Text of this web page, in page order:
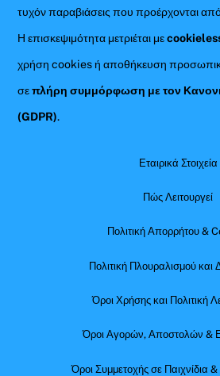
τυχόν παραβιάσεις που προέρχονται από
Η επισκεψιμότητα μετριέται με
χρήση cookies ή αποθήκευση
σεπλήρη συμμόρφωση με τον
(GDPR).
Εταιρικά Στοιχεία
Πώς Λειτουργεί
Πολιτική Απορρήτου &
Πολιτική Πλουραλισμού και
Όροι Χρήσης και Πολιτική
Όροι Αγορών, Αποστολών &
Όροι Συμμετοχής σε Παιχνίδια